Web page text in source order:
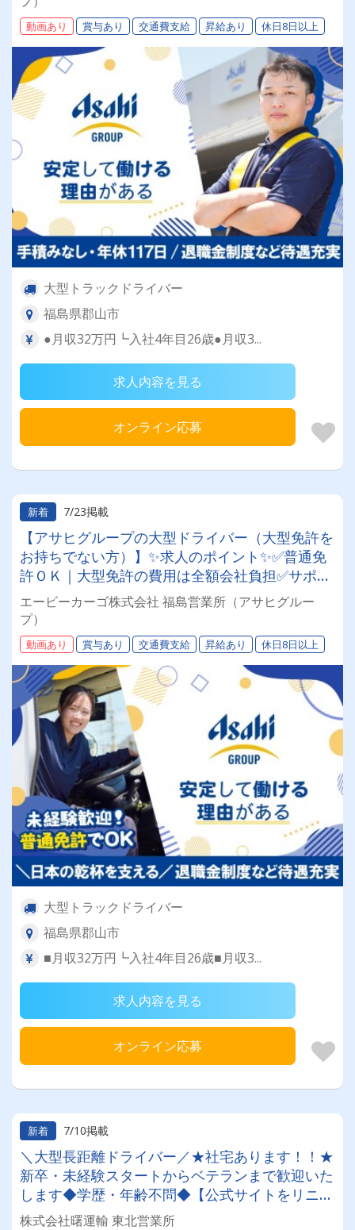
きる✅ 徹底した運管｜デジタコ×動態管理で安全
を第一に✅ 大手グループ｜福利厚生の充実、退職
金や賞与あり
動画あり 賞与あり 交通費支給 昇給あり 休日8日以上
大型トラックドライバー
福島県郡山市
●月収32万円┗入社4年目26歳●月収3...
求人内容を見る
オンライン応募
新着 7/23掲載
【アサヒグループの大型ドライバー（大型免許を
お持ちでない方）】✨求人のポイント✨✅普通免
許ＯＫ｜大型免許の費用は全額会社負担✅サポー
ト充実｜３ステップでプロのドライバーへ✅年休
１１６日｜ワークライフバランス良い環境✅大手
グループ｜待遇の充実、退職金や賞与あり✅安定
した勤務｜グループ内外の業務を幅広く展開
エービーカーゴ株式会社 福島営業所（アサヒグルー
プ）
動画あり 賞与あり 交通費支給 昇給あり 休日8日以上
大型トラックドライバー
福島県郡山市
■月収32万円┗入社4年目26歳■月収3...
求人内容を見る
オンライン応募
新着 7/10掲載
＼大型長距離ドライバー／★社宅あります！！★
新卒・未経験スタートからベテランまで歓迎いた
します◆学歴・年齢不問◆【公式サイトをリニュ
ーアルいたしました！要チェック☆】
株式会社曙運輸 東北営業所